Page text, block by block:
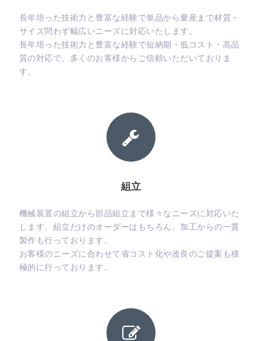
長年培った技術力と豊富な経験で単品から量産まで材質・
サイズ問わず幅広いニーズに対応いたします。
長年培った技術力と豊富な経験で短納期・低コスト・高品
質の対応で、多くのお客様からご信頼いただいておりま
す。
組立
機械装置の組立から部品組立まで様々なニーズに対応いた
します。組立だけのオーダーはもちろん、加工からの一貫
製作も行っております。
お客様のニーズに合わせて省コスト化や改良のご提案も積
極的に行っております。